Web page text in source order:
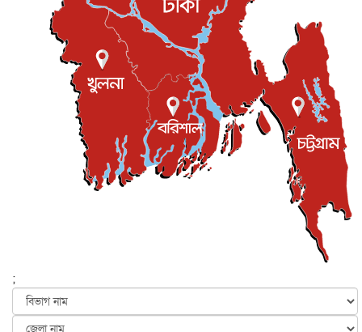
শিল্পকলায় চলচ্চিত্র উৎসব, বিনা মূল্যে দেখা যাবে ৬ সিনেমা
বিনোদন ৮ আগস্ট, ২০২৬
ইস্ট লন্ডন মসজিদের জুমার খুতবা : “কুরআন হোক জীবন দেখার
লেন্স...
ইসলাম ও জীবন ৭ আগস্ট, ২০২৬
সিলেটের কন্যা মোহিনী রশিদ এনওয়াইপিডির উচ্চপদস্থ কর্মকর্তা
দেশজুড়ে ৬ আগস্ট, ২০২৬
আজ থেকে সবার জন্য উন্মুক্ত জুলাই স্মৃতি জাদুঘর
৬ আগস্ট, ২০২৬
৬ আগস্ট, ২০২৬
জুলাইয়ের কৃতিত্ব নেওয়ার জন্য সবাই প্রতিযোগিতায় নেমেছে :
৬ আগস্ট, ২০২৬
;